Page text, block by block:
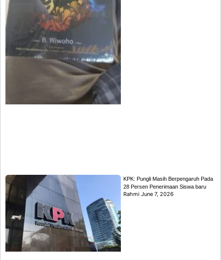
KPK: Pungli Masih Berpengaruh Pada
28 Persen Penerimaan Siswa baru
RahmiJune 7, 2026